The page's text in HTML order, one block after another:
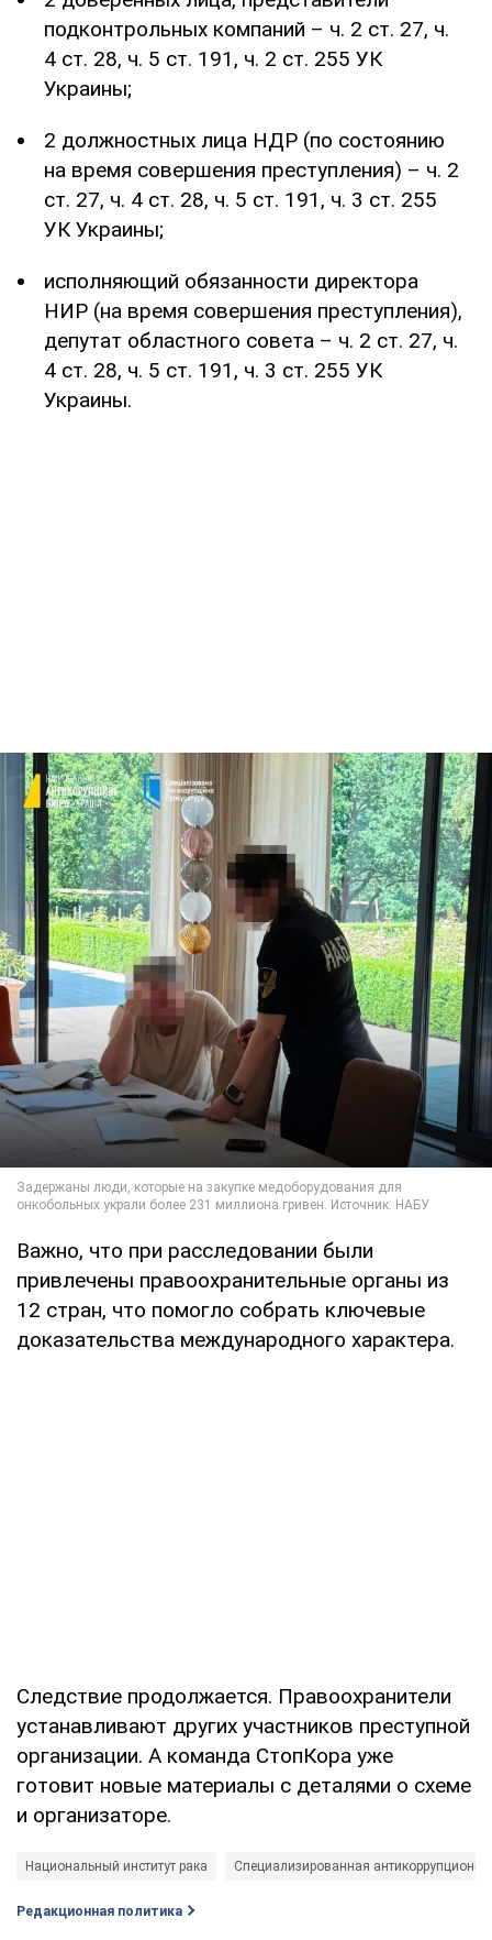
подконтрольных компаний – ч. 2 ст. 27, ч.
4 ст. 28, ч. 5 ст. 191, ч. 2 ст. 255 УК
Украины;
2 должностных лица НДР (по состоянию
на время совершения преступления) – ч. 2
ст. 27, ч. 4 ст. 28, ч. 5 ст. 191, ч. 3 ст. 255
УК Украины;
исполняющий обязанности директора
НИР (на время совершения преступления),
депутат областного совета – ч. 2 ст. 27, ч.
4 ст. 28, ч. 5 ст. 191, ч. 3 ст. 255 УК
Украины.
Важно, что при расследовании были
привлечены правоохранительные органы из
12 стран, что помогло собрать ключевые
доказательства международного характера.
Следствие продолжается. Правоохранители
устанавливают других участников преступной
организации. А команда СтопКора уже
готовит новые материалы с деталями о схеме
и организаторе.
Национальный институт рака Специализированная
Редакционная политика